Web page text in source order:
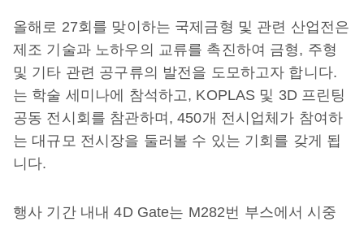
올해로 27회를 맞이하는 국제금형 및 관련 산업전은
제조 기술과 노하우의 교류를 촉진하여 금형, 주형
및 기타 관련 공구류의 발전을 도모하고자 합니다.
는 학술 세미나에 참석하고, KOPLAS 및 3D 프린팅
공동 전시회를 참관하며, 450개 전시업체가 참여하
는 대규모 전시장을 둘러볼 수 있는 기회를 갖게 됩
니다.
행사 기간 내내 4D Gate는 M282번 부스에서 시중